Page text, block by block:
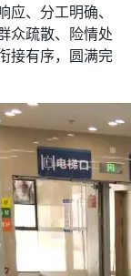
、分工明确、
众疏散、险情处
接有序，圆满完